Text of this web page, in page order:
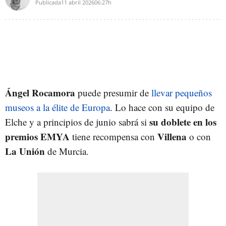
Publicada11 abril 202606:27h
Ángel Rocamora puede presumir de llevar pequeños
museos a la élite de Europa. Lo hace con su equipo de
Elche y a principios de junio sabrá si su doblete en los
premios EMYA tiene recompensa con Villena o con
La Unión de Murcia.